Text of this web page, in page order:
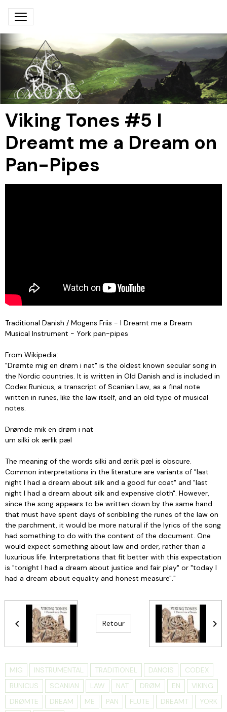
Viking Tones #5 I
Dreamt me a Dream on
Pan-Pipes
Traditional Danish / Mogens Friis - I Dreamt me a Dream
Musical Instrument - York pan-pipes
From Wikipedia:
"Drømte mig en drøm i nat" is the oldest known secular song in
the Nordic countries. It is written in Old Danish and is included in
Codex Runicus, a transcript of Scanian Law, as a final note
written in runes, like the law itself, and an old type of musical
notes.
Drømde mik en drøm i nat
um silki ok ærlik pæl
The meaning of the words silki and ærlik pæl is obscure.
Common interpretations in the literature are variants of "last
night I had a dream about silk and a good fur coat" and "last
night I had a dream about silk and expensive cloth". However,
since the song appears to be written down by the same hand
that must have spent days of scribbling the runes of the law on
the parchment, it would be more natural if the lyrics of the song
had something to do with the content of the document. One
would expect something about law and order, rather than a
luxurious life. Interpretations that fit better with this expectation
is "tonight I had a dream about justice and fair play" or "today I
had a dream about equality and honest measure"."
Retour
MIG INSTRUMENTAL TRADITIONEL DANOIS
CODEX
RUNICUS
SCANIAN LAW NAT DRØM EN
VIKING
DRØMTE
DREAM ME PAN FLUTE DREAMT
YORK